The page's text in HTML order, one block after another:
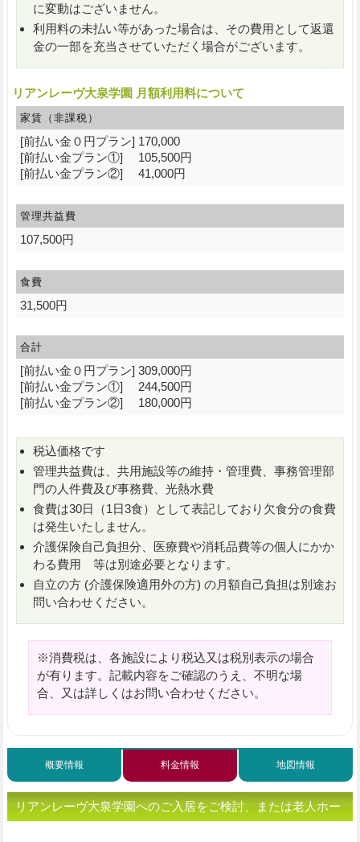
に変動はございません。
利用料の未払い等があった場合は、その費用として返還
金の一部を充当させていただく場合がございます。
リアンレーヴ大泉学園 月額利用料について
家賃（非課税）
[前払い金０円プラン] 170,000
[前払い金プラン①] 105,500円
[前払い金プラン②] 41,000円
管理共益費
107,500円
食費
31,500円
合計
[前払い金０円プラン] 309,000円
[前払い金プラン①] 244,500円
[前払い金プラン②] 180,000円
税込価格です
管理共益費は、共用施設等の維持・管理費、事務管理部
門の人件費及び事務費、光熱水費
食費は30日（1日3食）として表記しており欠食分の食費
は発生いたしません。
介護保険自己負担分、医療費や消耗品費等の個人にかか
わる費用 等は別途必要となります。
自立の方 (介護保険適用外の方) の月額自己負担は別途お
問い合わせください。
※消費税は、各施設により税込又は税別表示の場合
が有ります。記載内容をご確認のうえ、不明な場
合、又は詳しくはお問い合わせください。
概要情報 料金情報 地図情報
リアンレーヴ大泉学園へのご入居をご検討、または老人ホー